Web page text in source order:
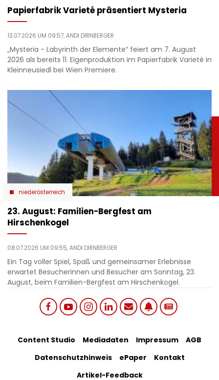
Papierfabrik Varieté präsentiert Mysteria
13.07.2026 UM 09:57,ANDI DIRNBERGER
„Mysteria - Labyrinth der Elemente“ feiert am 7. August
2026 als bereits 11. Eigenproduktion im Papierfabrik Varieté in
Kleinneusiedl bei Wien Premiere.
niederösterreich
23. August: Familien-Bergfest am
Hirschenkogel
08.07.2026 UM 09:55,ANDI DIRNBERGER
Ein Tag voller Spiel, Spaß und gemeinsamer Erlebnisse
erwartet Besucherinnen und Besucher am Sonntag, 23.
August, beim Familien-Bergfest am Hirschenkogel.
links
menu
Footer
Bottom
Content Studio Mediadaten Impressum
AGB
Datenschutzhinweis
ePaper
Kontakt
Artikel-Feedback